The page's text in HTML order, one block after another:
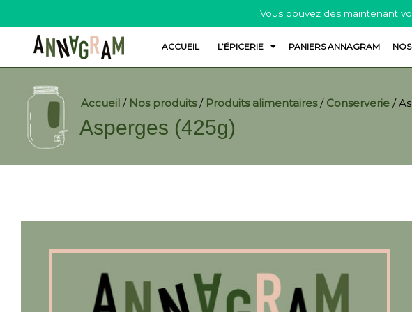
ACCUEIL L’ÉPICERIE PANIERS ANNAGRAM
Accueil/ Nos produits/ Produits alimentaires/ Conserverie/
Asperges (425g)
Vous pouvez dès maintenant